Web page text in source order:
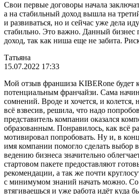
Свои первые договоры начала
а на стабильный доход вышла на
и развиваться, но и сейчас уже дела
стабильно. Это важно. Данный бизнес
доход, так как ниша еще не забита.
Татьяна
15.07.2022 17:33
Мой отзыв франшиза KIBERone будет
потенциальным франчайзи. Сама
сомнений. Вроде и хочется, и колется,
всё взвесив, решила, что надо
представитель компании оказался
образованным. Понравилось, как всё
мотивировал попробовать. Ну и, в
имя компании помогло сделать выбор
ведению бизнеса значительно
стартовом пакете предоставляют
рекомендации, а так же почти
с минимумом знаний начать можно.
втягиваешься и уже работа идёт куда